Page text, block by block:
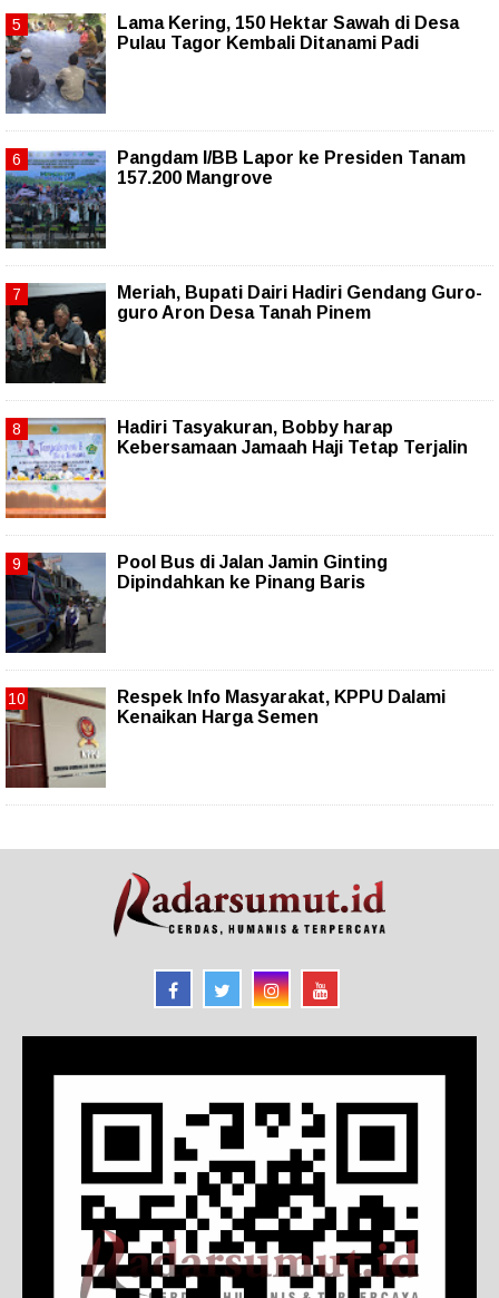
Lama Kering, 150 Hektar Sawah di Desa
Pulau Tagor Kembali Ditanami Padi
Pangdam I/BB Lapor ke Presiden Tanam
157.200 Mangrove
Meriah, Bupati Dairi Hadiri Gendang Guro-
guro Aron Desa Tanah Pinem
Hadiri Tasyakuran, Bobby harap
Kebersamaan Jamaah Haji Tetap Terjalin
Pool Bus di Jalan Jamin Ginting
Dipindahkan ke Pinang Baris
Respek Info Masyarakat, KPPU Dalami
Kenaikan Harga Semen